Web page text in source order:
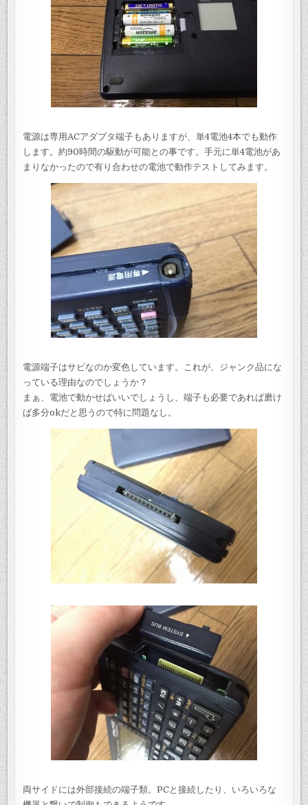
電源は専用ACアダプタ端子もありますが、単4電池4本でも動作
します。約90時間の駆動が可能との事です。手元に単4電池があ
まりなかったので有り合わせの電池で動作テストしてみます。
電源端子はサビなのか変色しています。これが、ジャンク品にな
っている理由なのでしょうか？
まぁ、電池で動かせばいいでしょうし、端子も必要であれば磨け
ば多分okだと思うので特に問題なし。
両サイドには外部接続の端子類。PCと接続したり、いろいろな